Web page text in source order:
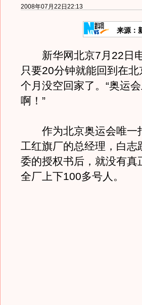
2008年07月22日22:13
来源：
新华网北京7月22日
只要20分钟就能回到在
个月没空回家了。“奥运
啊！”
作为北京奥运会唯一
工红旗厂的总经理，白
委的授权书后，就没有
全厂上下100多号人。